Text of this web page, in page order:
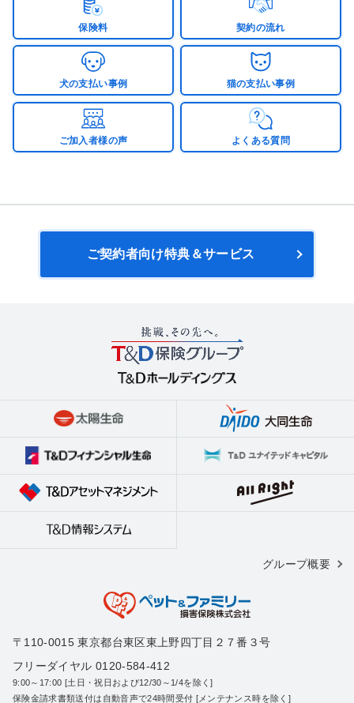
保険料 契約の流れ
犬の支払い事例 猫の支払い事例
ご加入者様の声 よくある質問
ご契約者向け特典＆サービス
グループ概要
〒110-0015 東京都台東区東上野四丁目２７番３号
フリーダイヤル 0120-584-412
9:00～17:00 [土日・祝日および12/30～1/4を除く]
保険金請求書類送付は自動音声で24時間受付 [メンテナンス時を除く]